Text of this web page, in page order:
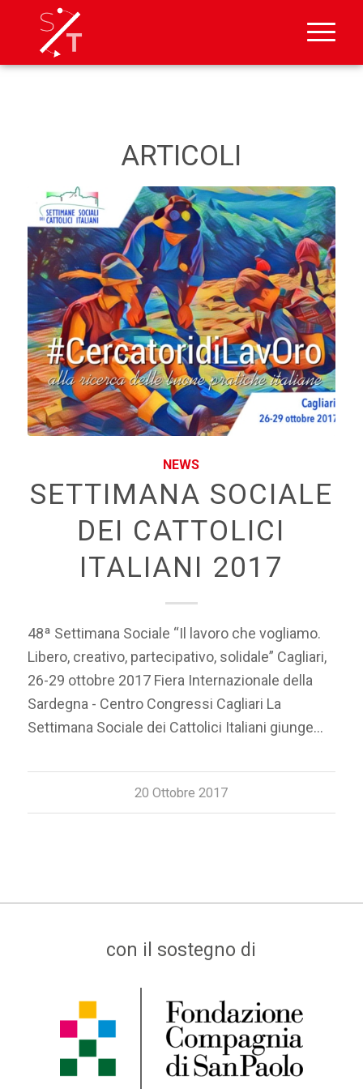
ARTICOLI
NEWS
SETTIMANA SOCIALE
DEI CATTOLICI
ITALIANI 2017
48ª Settimana Sociale “Il lavoro che vogliamo.
Libero, creativo, partecipativo, solidale” Cagliari,
26-29 ottobre 2017 Fiera Internazionale della
Sardegna - Centro Congressi Cagliari La
Settimana Sociale dei Cattolici Italiani giunge…
20 Ottobre 2017
con il sostegno di